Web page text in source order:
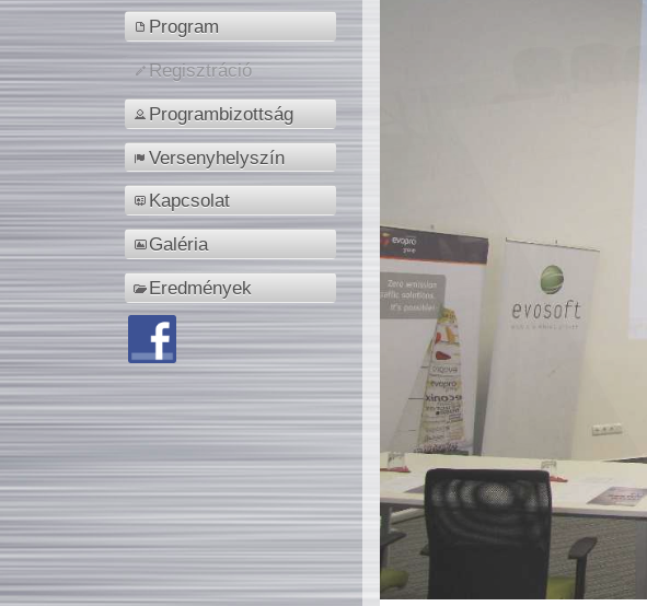
Program
Regisztráció
Programbizottság
Versenyhelyszín
Kapcsolat
Galéria
Eredmények